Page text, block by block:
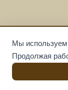
Мы используем
Продолжая